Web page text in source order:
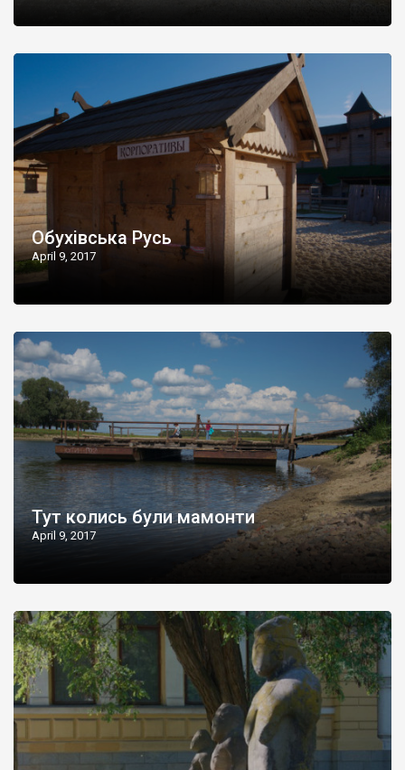
Обухівська Русь
April 9, 2017
Тут колись були мамонти
April 9, 2017